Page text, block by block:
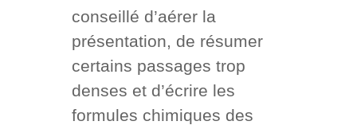
conseillé d’aérer la
présentation, de résumer
certains passages trop
denses et d’écrire les
formules chimiques des